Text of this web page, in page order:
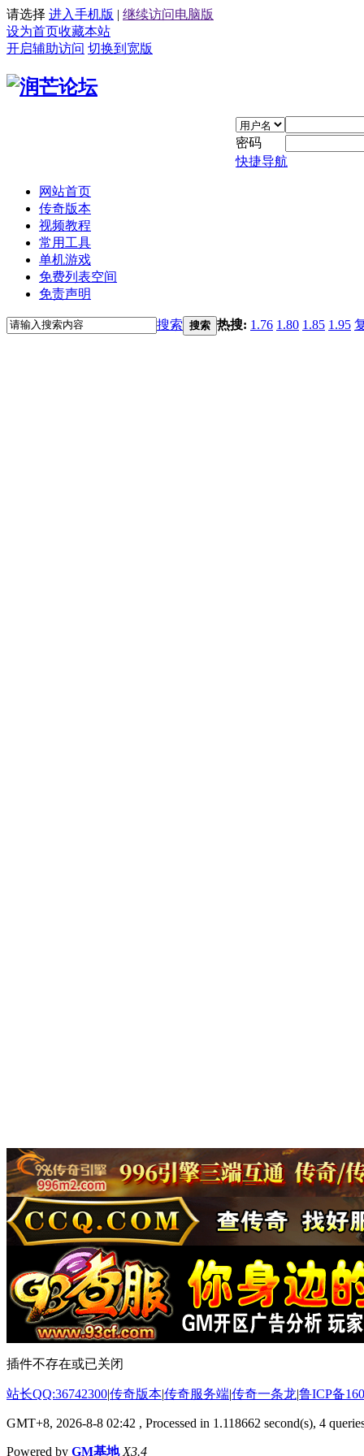
请选择 进入手机版 | 继续访问电脑版
设为首页收藏本站
开启辅助访问 切换到宽版
密码
快捷导航
网站首页
传奇版本
视频教程
常用工具
单机游戏
免费列表空间
免责声明
搜索 搜索 热搜: 1.76 1.80 1.85 1.95
插件不存在或已关闭
站长QQ:36742300|传奇版本|传奇服务端|传奇一条龙|鲁ICP备
GMT+8, 2026-8-8 02:42 , Processed in 1.118662 second(s), 4
Powered by GM基地 X3.4